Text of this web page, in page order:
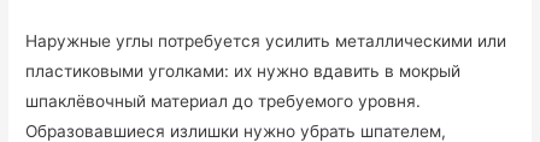
Наружные углы потребуется усилить металлическими или
пластиковыми уголками: их нужно вдавить в мокрый
шпаклёвочный материал до требуемого уровня.
Образовавшиеся излишки нужно убрать шпателем,